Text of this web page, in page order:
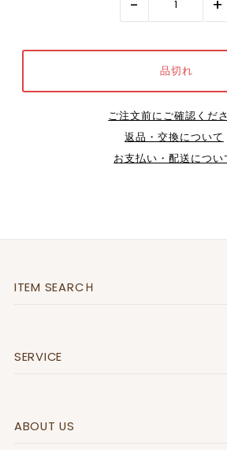
- +
ご注文前にご確認くだ
返品・交換について
お支払い・配送につい
ITEM SEARCＨ
SERVICE
ABOUT US